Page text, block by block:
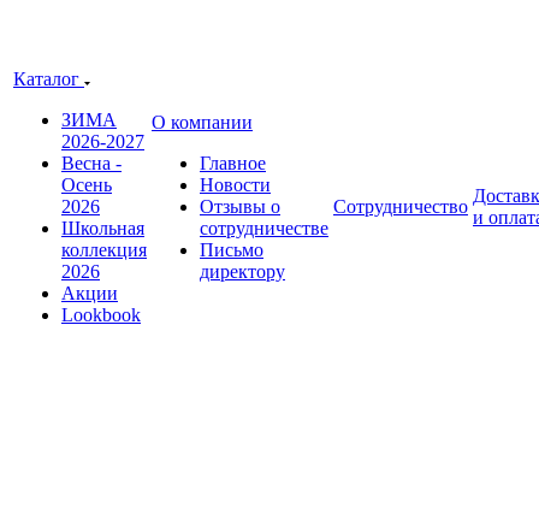
Каталог
ЗИМА
2026-2027
Весна -
Осень
2026
Школьная
коллекция
2026
Акции
Lookbook
О компании
Главное
Новости
Отзывы о
сотрудничестве
Письмо
директору
Сотрудничество
и